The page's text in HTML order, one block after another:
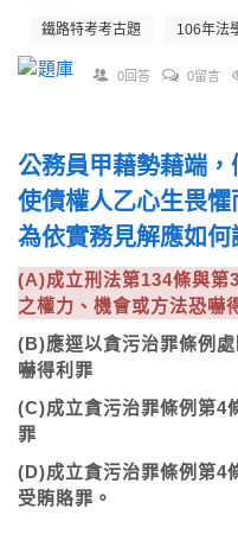
鐵路特考考古題 106年法
0回答 0留言
公務員甲藉勢藉端
使債權人乙心生畏
為依實務見解應如
(A)成立刑法第134條與第
之權力、機會或方法恐嚇
(B)應逕以貪污治罪條例
嚇得利罪
(C)成立貪污治罪條例第4
罪
(D)成立貪污治罪條例第4
受賄賂罪。